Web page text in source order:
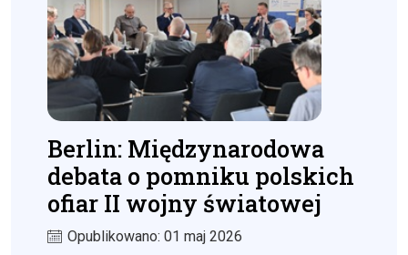
Berlin: Międzynarodowa
debata o pomniku polskich
ofiar II wojny światowej
Opublikowano: 01 maj 2026